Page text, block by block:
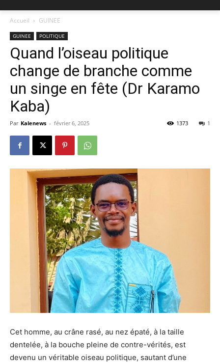
Accueil GUINEE
GUINEE POLITIQUE
Quand l’oiseau politique
change de branche comme
un singe en fête (Dr Karamo
Kaba)
Par Kalenews - février 6, 2025 1
1373
Cet homme, au crâne rasé, au nez épaté, à la taille
dentelée, à la bouche pleine de contre-vérités, est
devenu un véritable oiseau politique, sautant d’une